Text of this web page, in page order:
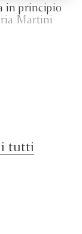
in principio
Martini
tutti